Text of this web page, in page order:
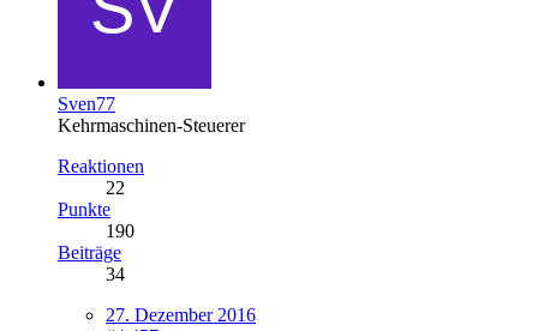
Sven77
Kehrmaschinen-Steuerer
Reaktionen
22
Punkte
190
Beiträge
34
27. Dezember 2016